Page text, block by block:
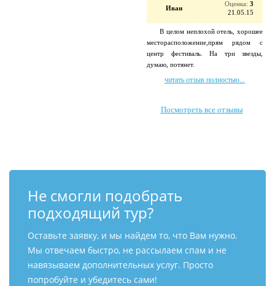
Иван
Оценка: 3
21.05.15
В целом неплохой отель, хорошее
месторасположение,прям рядом с
центр фестиваль. На три звезды,
думаю, потянет.
читать отзыв полностью...
Посмотреть все отзывы
Не смогли подобрать
подходящий тур?
Оставьте заявку, и мы найдем то, что Вам нужно.
Мы отвечаем быстро, не рассылаем спам и не
навязываем дополнительных услуг. Просто
попробуйте и убедитесь сами!